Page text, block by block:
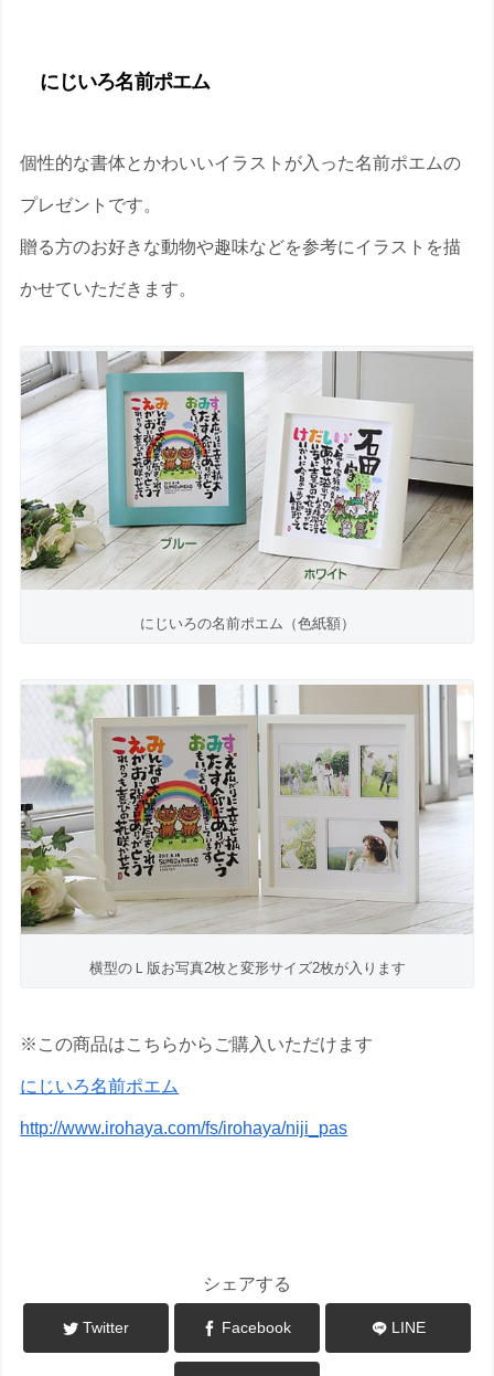
にじいろ名前ポエム
個性的な書体とかわいいイラストが入った名前ポエムの
プレゼントです。
贈る方のお好きな動物や趣味などを参考にイラストを描
かせていただきます。
にじいろの名前ポエム（色紙額）
横型のＬ版お写真2枚と変形サイズ2枚が入ります
※この商品はこちらからご購入いただけます
にじいろ名前ポエム
http://www.irohaya.com/fs/irohaya/niji_pas
シェアする
Twitter Facebook LINE